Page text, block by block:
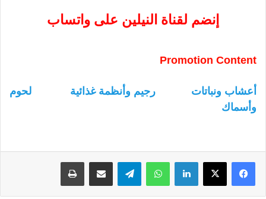
إنضم لقناة النيلين على واتساب
Promotion Content
أعشاب ونباتات رجيم وأنظمة غذائية
لحوم
وأسماك
لينكدإن واتساب